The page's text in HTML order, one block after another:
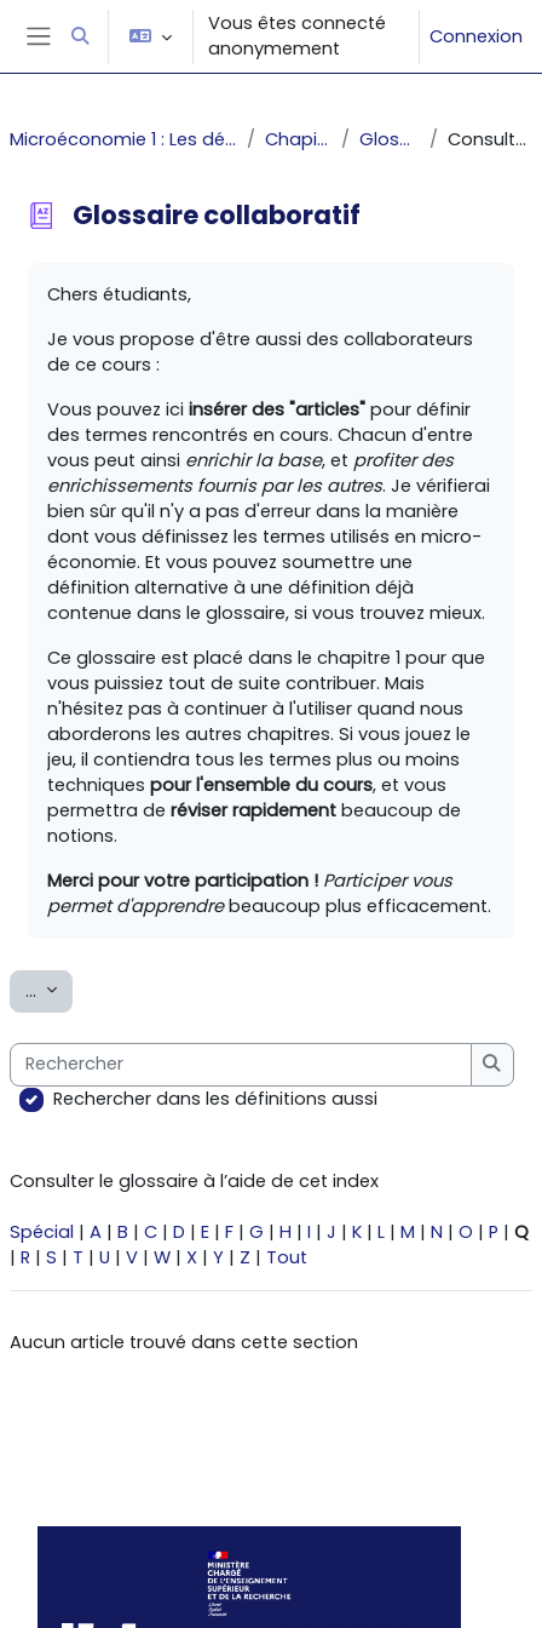
Passer au contenu principal
Panneau latéral
Activer/désactiver la saisie de recherche
Vous êtes connecté
anonymement
Connexion
Microéconomie 1 : Les décisions du producteur et du consommateur Chapitre 1 : Introduction Glossaire collaboratif Consulter alphabétiquement
Glossaire collaboratif
Chers étudiants,
Je vous propose d'être aussi des collaborateurs
de ce cours :
Vous pouvez ici insérer des "articles" pour définir
des termes rencontrés en cours. Chacun d'entre
vous peut ainsi enrichir la base, et profiter des
enrichissements fournis par les autres. Je vérifierai
bien sûr qu'il n'y a pas d'erreur dans la manière
dont vous définissez les termes utilisés en micro-
économie. Et vous pouvez soumettre une
définition alternative à une définition déjà
contenue dans le glossaire, si vous trouvez mieux.
Ce glossaire est placé dans le chapitre 1 pour que
vous puissiez tout de suite contribuer. Mais
n'hésitez pas à continuer à l'utiliser quand nous
aborderons les autres chapitres. Si vous jouez le
jeu, il contiendra tous les termes plus ou moins
techniques pour l'ensemble du cours, et vous
permettra de réviser rapidement beaucoup de
notions.
Merci pour votre participation ! Participer vous
permet d'apprendrebeaucoup plus efficacement.
... Exporter des articles
Rechercher
Rechercher dans les définitions aussi
Consulter le glossaire à l’aide de cet index
Spécial | A | B | C | D | E | F | G | H | I | J | K | L | M | N | O | P | Q
| R | S | T | U | V | W | X | Y | Z | Tout
Aucun article trouvé dans cette section